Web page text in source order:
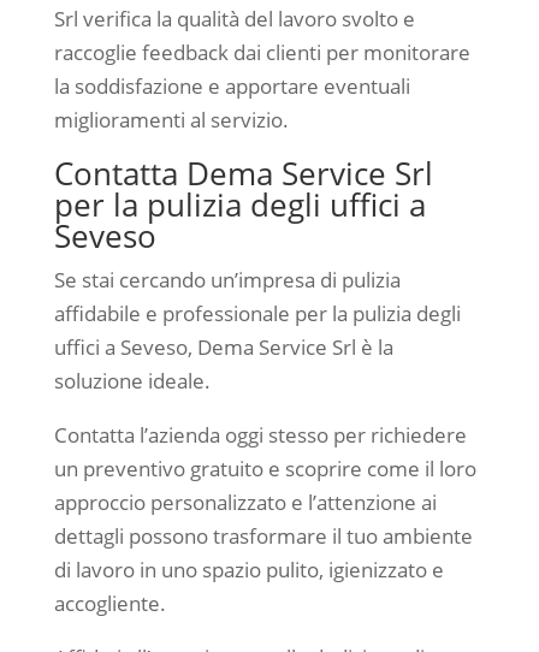
Srl verifica la qualità del lavoro svolto e
raccoglie feedback dai clienti per monitorare
la soddisfazione e apportare eventuali
miglioramenti al servizio.
Contatta Dema Service Srl
per la pulizia degli uffici a
Seveso
Se stai cercando un’impresa di pulizia
affidabile e professionale per la pulizia degli
uffici a Seveso, Dema Service Srl è la
soluzione ideale.
Contatta l’azienda oggi stesso per richiedere
un preventivo gratuito e scoprire come il loro
approccio personalizzato e l’attenzione ai
dettagli possono trasformare il tuo ambiente
di lavoro in uno spazio pulito, igienizzato e
accogliente.